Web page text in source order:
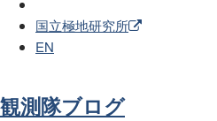
国立極地研究所
EN
観測隊ブログ